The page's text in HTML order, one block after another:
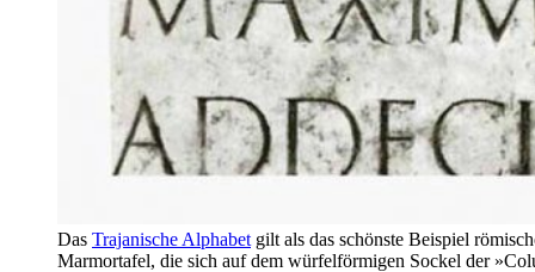
Das Trajanische Alphabet gilt als das schönste Beispiel
Marmortafel, die sich auf dem würfelförmigen Sockel der